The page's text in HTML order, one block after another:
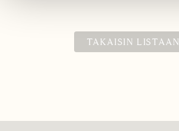
TAKAISIN LISTAAN